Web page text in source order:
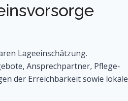
Lageeinschätzung.
Ansprechpartner, Pflege-
der Erreichbarkeit sowie lokale